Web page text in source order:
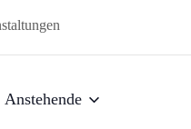
Anstehende